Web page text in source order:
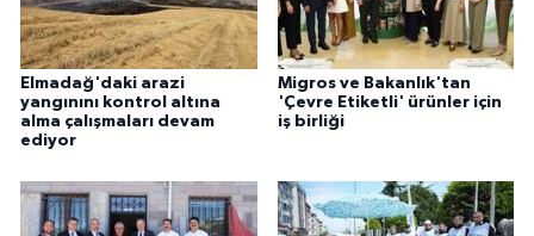
Elmadağ'daki arazi
yangınını kontrol altına
alma çalışmaları devam
ediyor
Migros ve Bakanlık'tan
'Çevre Etiketli' ürünler için
iş birliği
TEKNOLOJİ
Turizm
YAŞAM